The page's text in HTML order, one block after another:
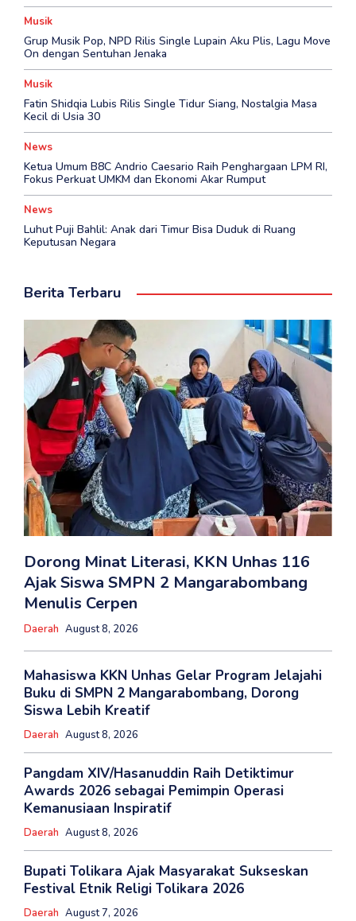
Musik
Grup Musik Pop, NPD Rilis Single Lupain Aku Plis, Lagu Move
On dengan Sentuhan Jenaka
Musik
Fatin Shidqia Lubis Rilis Single Tidur Siang, Nostalgia Masa
Kecil di Usia 30
News
Ketua Umum B8C Andrio Caesario Raih Penghargaan LPM RI,
Fokus Perkuat UMKM dan Ekonomi Akar Rumput
News
Luhut Puji Bahlil: Anak dari Timur Bisa Duduk di Ruang
Keputusan Negara
Berita Terbaru
Dorong Minat Literasi, KKN Unhas 116
Ajak Siswa SMPN 2 Mangarabombang
Menulis Cerpen
Daerah August 8, 2026
Mahasiswa KKN Unhas Gelar Program Jelajahi
Buku di SMPN 2 Mangarabombang, Dorong
Siswa Lebih Kreatif
Daerah August 8, 2026
Pangdam XIV/Hasanuddin Raih Detiktimur
Awards 2026 sebagai Pemimpin Operasi
Kemanusiaan Inspiratif
Daerah August 8, 2026
Bupati Tolikara Ajak Masyarakat Sukseskan
Festival Etnik Religi Tolikara 2026
Daerah August 7, 2026